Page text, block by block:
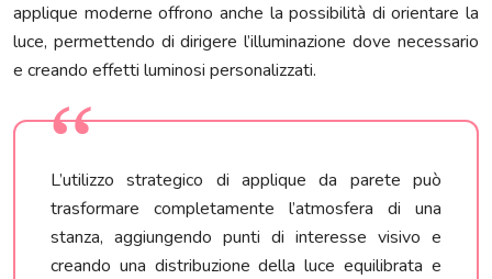
applique moderne offrono anche la possibilità di orientare la
luce, permettendo di dirigere l’illuminazione dove necessario
e creando effetti luminosi personalizzati.
L’utilizzo strategico di applique da parete può
trasformare completamente l’atmosfera di una
stanza, aggiungendo punti di interesse visivo e
creando una distribuzione della luce equilibrata e